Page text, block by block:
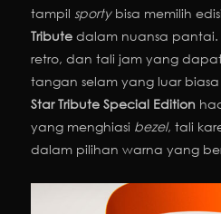
tampil sportybisa memilih
Tribute dalam nuansa pantai.
retro, dan tali jam yang
tangan selam yang luar
Star Tribute Special Edition
yang menghiasi bezel, tali
dalam pilihan warna yang